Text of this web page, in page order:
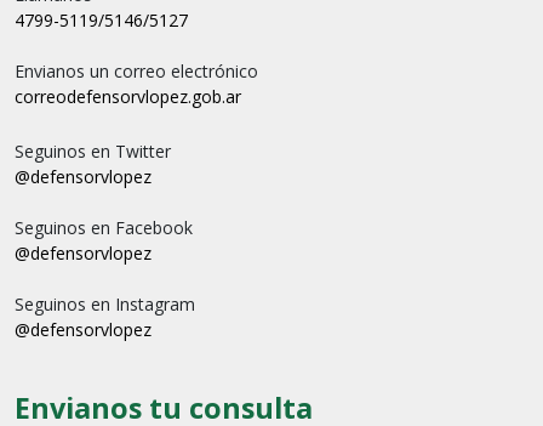
4799-5119/5146/5127
Envianos un correo electrónico
correodefensorvlopez.gob.ar
Seguinos en Twitter
@defensorvlopez
Seguinos en Facebook
@defensorvlopez
Seguinos en Instagram
@defensorvlopez
Envianos tu consulta